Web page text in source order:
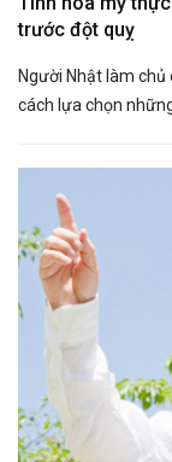
trước đột quỵ
Người Nhật làm
cách lựa chọn